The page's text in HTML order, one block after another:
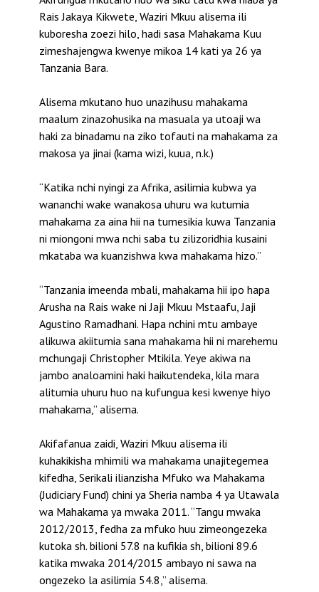
Rais Jakaya Kikwete, Waziri Mkuu alisema ili
kuboresha zoezi hilo, hadi sasa Mahakama Kuu
zimeshajengwa kwenye mikoa 14 kati ya 26 ya
Tanzania Bara.
Alisema mkutano huo unazihusu mahakama
maalum zinazohusika na masuala ya utoaji wa
haki za binadamu na ziko tofauti na mahakama za
makosa ya jinai (kama wizi, kuua, n.k.)
“Katika nchi nyingi za Afrika, asilimia kubwa ya
wananchi wake wanakosa uhuru wa kutumia
mahakama za aina hii na tumesikia kuwa Tanzania
ni miongoni mwa nchi saba tu zilizoridhia kusaini
mkataba wa kuanzishwa kwa mahakama hizo.”
“Tanzania imeenda mbali, mahakama hii ipo hapa
Arusha na Rais wake ni Jaji Mkuu Mstaafu, Jaji
Agustino Ramadhani. Hapa nchini mtu ambaye
alikuwa akiitumia sana mahakama hii ni marehemu
mchungaji Christopher Mtikila. Yeye akiwa na
jambo analoamini haki haikutendeka, kila mara
alitumia uhuru huo na kufungua kesi kwenye hiyo
mahakama,” alisema.
Akifafanua zaidi, Waziri Mkuu alisema ili
kuhakikisha mhimili wa mahakama unajitegemea
kifedha, Serikali ilianzisha Mfuko wa Mahakama
(Judiciary Fund) chini ya Sheria namba 4 ya Utawala
wa Mahakama ya mwaka 2011. “Tangu mwaka
2012/2013, fedha za mfuko huu zimeongezeka
kutoka sh. bilioni 57.8 na kufikia sh, bilioni 89.6
katika mwaka 2014/2015 ambayo ni sawa na
ongezeko la asilimia 54.8,” alisema.